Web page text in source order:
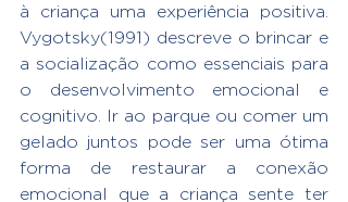
à criança uma experiência positiva.
Vygotsky(1991) descreve o brincar e
a socialização como essenciais para
o desenvolvimento emocional e
cognitivo. Ir ao parque ou comer um
gelado juntos pode ser uma ótima
forma de restaurar a conexão
emocional que a criança sente ter